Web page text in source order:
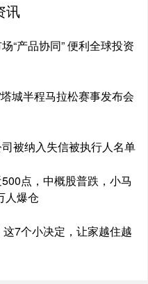
讯
“产品协同” 便利全球投资
城半程马拉松赛事发布会
被纳入失信被执行人名单
点，中概股普跌，小马
人爆仓
7个小决定，让家越住越